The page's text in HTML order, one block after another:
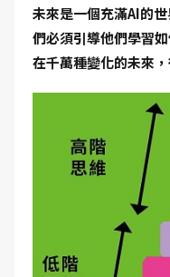
未來是一個充滿AI的
們必須引導他們學習
在千萬種變化的未來